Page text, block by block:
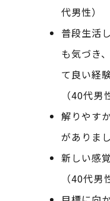
代男性）
普段生活
も気づき
て良い経
（40代男
解りやす
がありま
新しい感
（40代男